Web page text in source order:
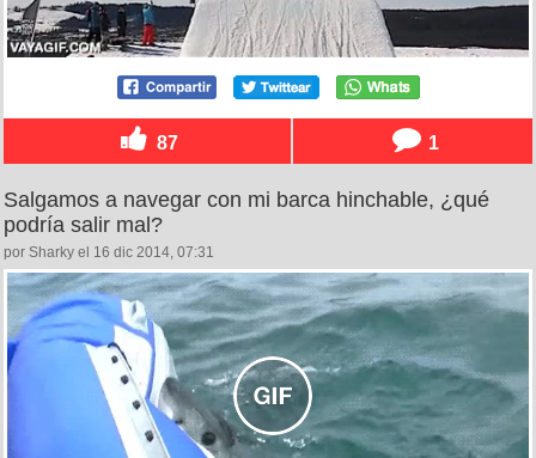
87 1
Salgamos a navegar con mi barca hinchable, ¿qué
podría salir mal?
por Sharky el 16 dic 2014, 07:31